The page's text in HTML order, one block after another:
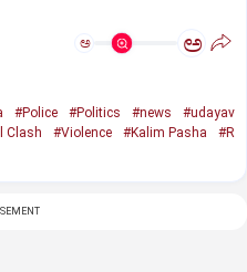
ಅ ಅ
#Police #Politics #news
#udayav
Clash #Violence #Kalim Pasha
#R